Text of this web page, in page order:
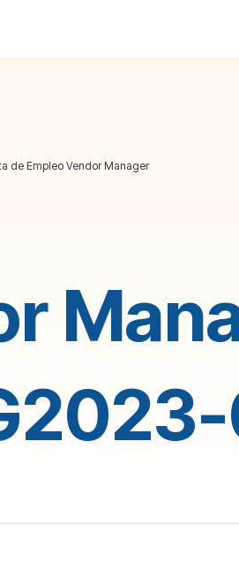
de Empleo Vendor Manager